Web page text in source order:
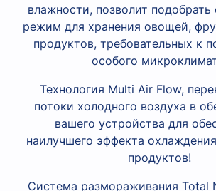
влажности, позволит
режим для хранения овощей,
продуктов, требовательных к
особого
Технология Multi Air Flow,
потоки холодного воздуха в
вашего устройства для
наилучшего эффекта
продуктов!
Система размораживания Total